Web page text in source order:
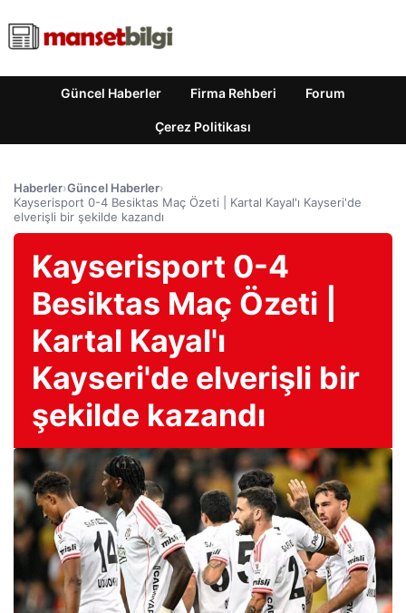
Güncel Haberler Firma Rehberi Forum
Çerez Politikası
Haberler›Güncel Haberler›
Kayserisport 0-4 Besiktas Maç Özeti | Kartal Kayal'ı Kayseri'de
elverişli bir şekilde kazandı
Kayserisport 0-4
Besiktas Maç Özeti |
Kartal Kayal'ı
Kayseri'de elverişli bir
şekilde kazandı